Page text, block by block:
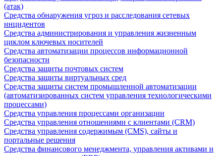
(атак)
Средства обнаружения угроз и расследования сетевых
инцидентов
Средства администрирования и управления жизненным
циклом ключевых носителей
Средства автоматизации процессов информационной
безопасности
Средства защиты почтовых систем
Средства защиты виртуальных сред
Средства защиты систем промышленной автоматизации
(автоматизированных систем управления технологическими
процессами)
Средства управления процессами организации
Средства управления отношениями с клиентами (CRM)
Средства управления содержимым (CMS), сайты и
портальные решения
Средства финансового менеджмента, управления активами и